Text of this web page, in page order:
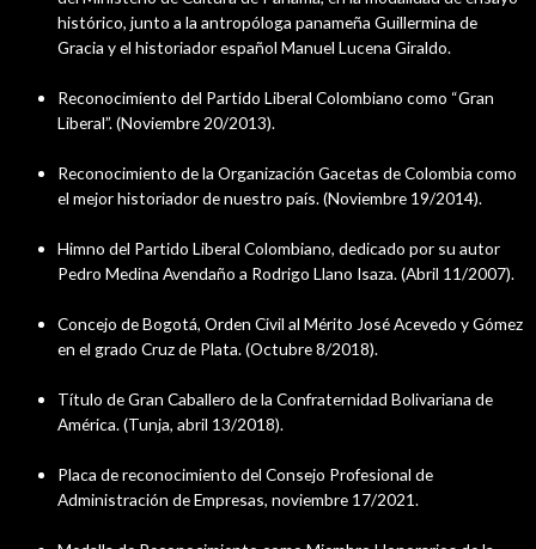
histórico, junto a la antropóloga panameña Guillermina de
Gracia y el historiador español Manuel Lucena Giraldo.
Reconocimiento del Partido Liberal Colombiano como “Gran
Liberal”. (Noviembre 20/2013).
Reconocimiento de la Organización Gacetas de Colombia como
el mejor historiador de nuestro país. (Noviembre 19/2014).
Himno del Partido Liberal Colombiano, dedicado por su autor
Pedro Medina Avendaño a Rodrigo Llano Isaza. (Abril 11/2007).
Concejo de Bogotá, Orden Civil al Mérito José Acevedo y Gómez
en el grado Cruz de Plata. (Octubre 8/2018).
Título de Gran Caballero de la Confraternidad Bolivariana de
América. (Tunja, abril 13/2018).
Placa de reconocimiento del Consejo Profesional de
Administración de Empresas, noviembre 17/2021.